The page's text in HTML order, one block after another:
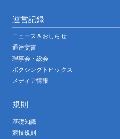
運営記録
ニュース＆おしらせ
通達文書
理事会・総会
ボクシングトピックス
メディア情報
規則
基礎知識
競技規則